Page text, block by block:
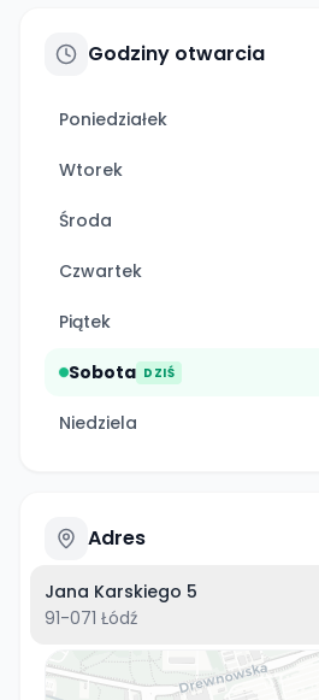
Godziny otwarcia
Poniedziałek
Wtorek
Środa
Czwartek
Piątek
Sobota DZIŚ
Niedziela
Adres
Jana Karskiego 5
91-071 Łódź